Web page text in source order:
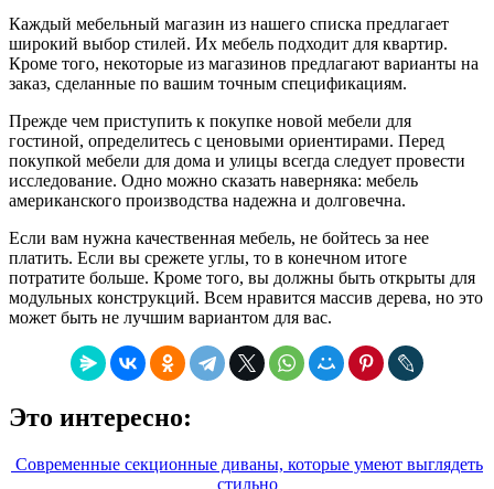
Каждый мебельный магазин из нашего списка предлагает
широкий выбор стилей. Их мебель подходит для квартир.
Кроме того, некоторые из магазинов предлагают варианты на
заказ, сделанные по вашим точным спецификациям.
Прежде чем приступить к покупке новой мебели для
гостиной, определитесь с ценовыми ориентирами. Перед
покупкой мебели для дома и улицы всегда следует провести
исследование. Одно можно сказать наверняка: мебель
американского производства надежна и долговечна.
Если вам нужна качественная мебель, не бойтесь за нее
платить. Если вы срежете углы, то в конечном итоге
потратите больше. Кроме того, вы должны быть открыты для
модульных конструкций. Всем нравится массив дерева, но это
может быть не лучшим вариантом для вас.
Это интересно:
Современные секционные диваны, которые умеют выглядеть
стильно